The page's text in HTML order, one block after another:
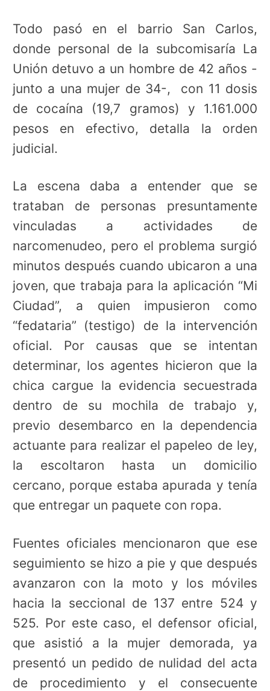
Todo pasó en el barrio San Carlos,
donde personal de la subcomisaría La
Unión detuvo a un hombre de 42 años -
junto a una mujer de 34-, con 11 dosis
de cocaína (19,7 gramos) y 1.161.000
pesos en efectivo, detalla la orden
judicial.
La escena daba a entender que se
trataban de personas presuntamente
vinculadas a actividades de
narcomenudeo, pero el problema surgió
minutos después cuando ubicaron a una
joven, que trabaja para la aplicación “Mi
Ciudad”, a quien impusieron como
“fedataria” (testigo) de la intervención
oficial. Por causas que se intentan
determinar, los agentes hicieron que la
chica cargue la evidencia secuestrada
dentro de su mochila de trabajo y,
previo desembarco en la dependencia
actuante para realizar el papeleo de ley,
la escoltaron hasta un domicilio
cercano, porque estaba apurada y tenía
que entregar un paquete con ropa.
Fuentes oficiales mencionaron que ese
seguimiento se hizo a pie y que después
avanzaron con la moto y los móviles
hacia la seccional de 137 entre 524 y
525. Por este caso, el defensor oficial,
que asistió a la mujer demorada, ya
presentó un pedido de nulidad del acta
de procedimiento y el consecuente